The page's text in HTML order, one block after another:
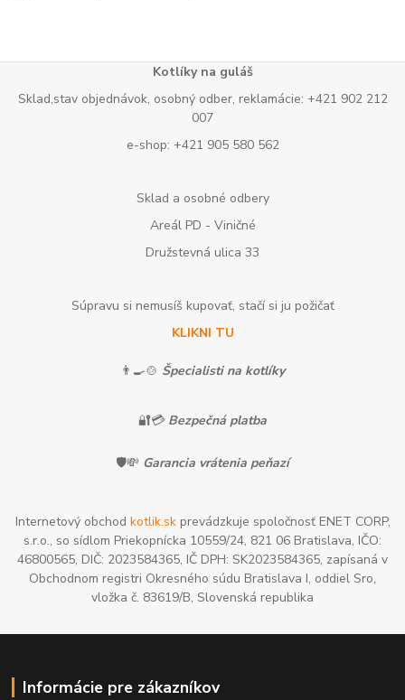
Kotlíky na guláš
Sklad,stav objednávok, osobný odber, reklamácie: +421 902 212
007
e-shop: +421 905 580 562
Sklad a osobné odbery
Areál PD - Viničné
Družstevná ulica 33
Súpravu si nemusíš kupovať, stačí si ju požičať
KLIKNI TU
👨‍🍳🍲 Špecialisti na kotlíky
🔐💳 Bezpečná platba
🛡️💸 Garancia vrátenia peňazí
Internetový obchod kotlik.skprevádzkuje spoločnosť ENET CORP,
s.r.o., so sídlom Priekopnícka 10559/24, 821 06 Bratislava, IČO:
46800565, DIČ: 2023584365, IČ DPH: SK2023584365, zapísaná v
Obchodnom registri Okresného súdu Bratislava I, oddiel Sro,
vložka č. 83619/B, Slovenská republika
Informácie pre zákazníkov